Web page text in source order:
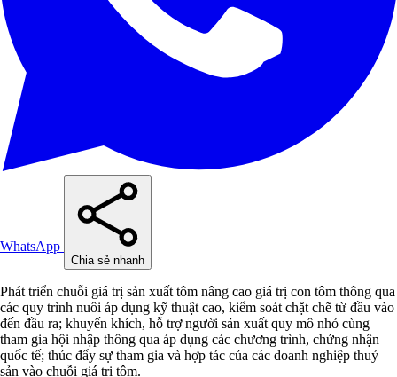
WhatsApp
Chia sẻ nhanh
Phát triển chuỗi giá trị sản xuất tôm nâng cao giá trị con tôm thông qua
các quy trình nuôi áp dụng kỹ thuật cao, kiểm soát chặt chẽ từ đầu vào
đến đầu ra; khuyến khích, hỗ trợ người sản xuất quy mô nhỏ cùng
tham gia hội nhập thông qua áp dụng các chương trình, chứng nhận
quốc tế; thúc đẩy sự tham gia và hợp tác của các doanh nghiệp thuỷ
sản vào chuỗi giá trị tôm.